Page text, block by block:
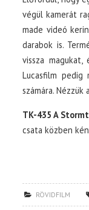
végül kamerát
made videó
darabok is.
vissza
Lucasfilm
számára.
TK-435 A
csata közben
RÖVIDFILM